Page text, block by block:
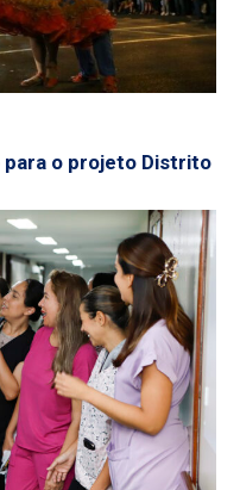
o projeto Distrito